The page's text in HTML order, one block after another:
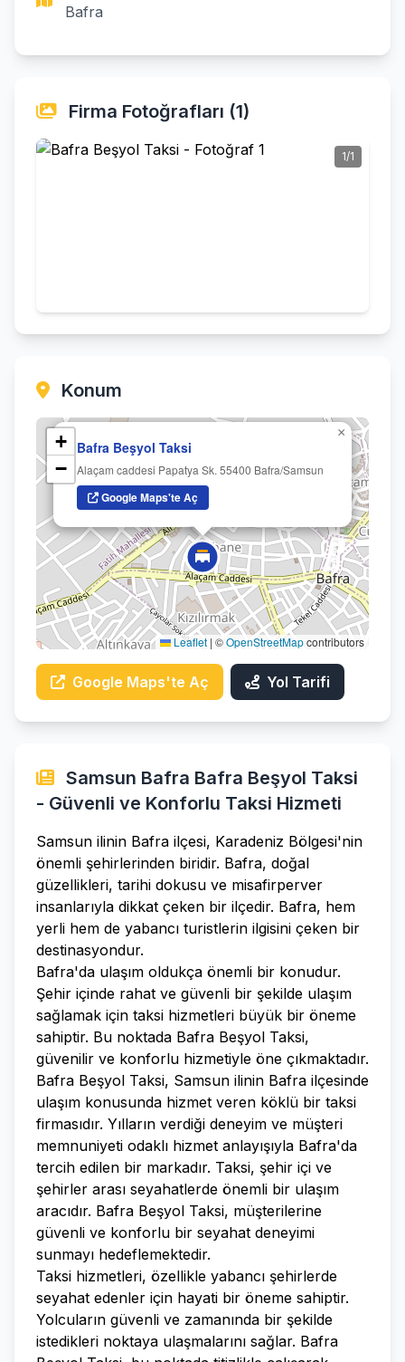
Bafra
Firma Fotoğrafları (1)
1/1
Konum
Bafra Beşyol Taksi
Alaçam caddesi Papatya Sk. 55400 Bafra/Samsun
Google Maps'te Aç
×
+
−
Leaflet | ©OpenStreetMapcontributors
Google Maps'te Aç Yol Tarifi
Samsun Bafra Bafra Beşyol Taksi
- Güvenli ve Konforlu Taksi Hizmeti
Samsun ilinin Bafra ilçesi, Karadeniz Bölgesi'nin
önemli şehirlerinden biridir. Bafra, doğal
güzellikleri, tarihi dokusu ve misafirperver
insanlarıyla dikkat çeken bir ilçedir. Bafra, hem
yerli hem de yabancı turistlerin ilgisini çeken bir
destinasyondur.
Bafra'da ulaşım oldukça önemli bir konudur.
Şehir içinde rahat ve güvenli bir şekilde ulaşım
sağlamak için taksi hizmetleri büyük bir öneme
sahiptir. Bu noktada Bafra Beşyol Taksi,
güvenilir ve konforlu hizmetiyle öne çıkmaktadır.
Bafra Beşyol Taksi, Samsun ilinin Bafra ilçesinde
ulaşım konusunda hizmet veren köklü bir taksi
firmasıdır. Yılların verdiği deneyim ve müşteri
memnuniyeti odaklı hizmet anlayışıyla Bafra'da
tercih edilen bir markadır. Taksi, şehir içi ve
şehirler arası seyahatlerde önemli bir ulaşım
aracıdır. Bafra Beşyol Taksi, müşterilerine
güvenli ve konforlu bir seyahat deneyimi
sunmayı hedeflemektedir.
Taksi hizmetleri, özellikle yabancı şehirlerde
seyahat edenler için hayati bir öneme sahiptir.
Yolcuların güvenli ve zamanında bir şekilde
istedikleri noktaya ulaşmalarını sağlar. Bafra